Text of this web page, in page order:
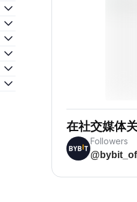
在社交媒体
Followers